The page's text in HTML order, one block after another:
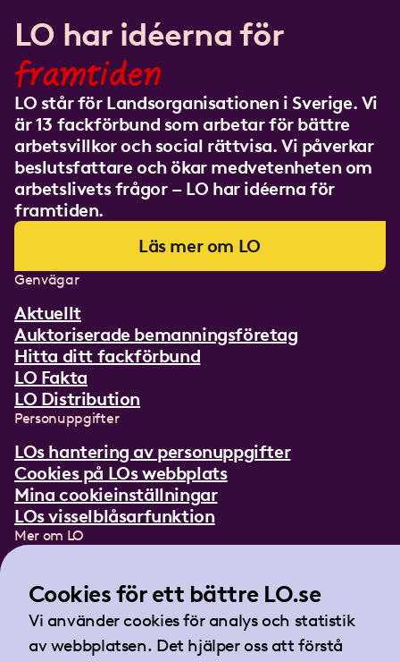
LO har idéerna för
framtiden
LO står för Landsorganisationen i Sverige. Vi
är 13 fackförbund som arbetar för bättre
arbetsvillkor och social rättvisa. Vi påverkar
beslutsfattare och ökar medvetenheten om
arbetslivets frågor – LO har idéerna för
framtiden.
Läs mer om LO
Genvägar
Aktuellt
Auktoriserade bemanningsföretag
Hitta ditt fackförbund
LO Fakta
LO Distribution
Personuppgifter
LOs hantering av personuppgifter
Cookies på LOs webbplats
Mina cookieinställningar
LOs visselblåsarfunktion
Mer om LO
Lättläst om LO
Teckenspråksfilm
Tidningen Arbetet
Landsorganisationen i Sverige
Cookies för ett bättre LO.se
Vi använder cookies för analys och statistik
av webbplatsen. Det hjälper oss att förstå